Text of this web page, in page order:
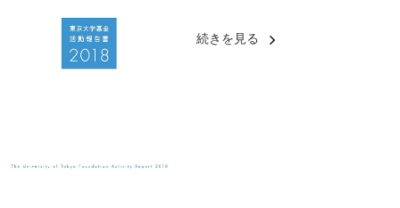
続きを見る